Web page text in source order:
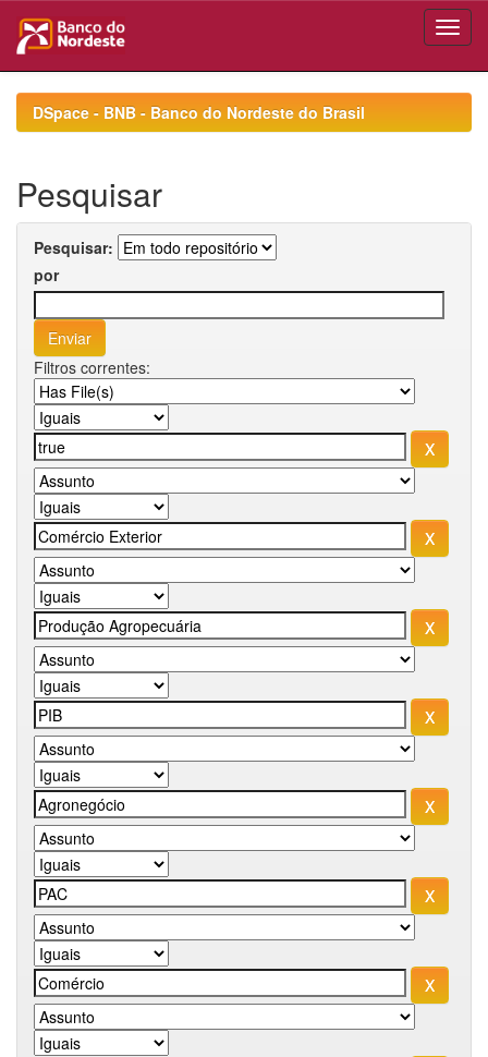
navigationDSpace - BNB - Banco do Nordeste do Brasil
Pesquisar
Pesquisar:
por
Filtros correntes: